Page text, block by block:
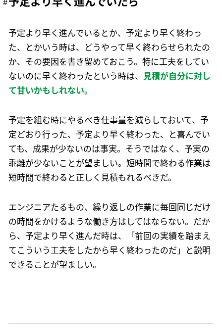
予定より早く進んでいるとか、予定より早く終わっ
た、とかいう時は、どうやって早く終わらせられたの
か、その要因を書き留めておこう。特に工夫をしてい
ないのに早く終わったという時は、 見積が自分に対し
て甘いかもしれない。
予定を組む時にやるべき仕事量を減らしておいて、予
定どおり行った、予定より早く終わった、と喜んでい
ても、成果が少ないのは事実。そうではなく、予実の
乖離が少ないことが望ましい。短時間で終わる作業は
短時間で終わると正しく見積もれるべきだ。
エンジニアたるもの、繰り返しの作業に毎回同じだけ
の時間をかけるような働き方はしてはならない。だか
ら、予定より早く進んだ時は、「前回の実績を踏まえ
てこういう工夫をしたから早く終わったのだ」と説明
できることが望ましい。